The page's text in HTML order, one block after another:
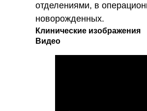
отделениями, в
новорожденных.
Клинические изображения
Видео